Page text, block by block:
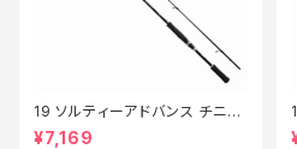
19 ソルティーアドバンス チニン
グS 76M【特価ロッド】【30】
¥7,169